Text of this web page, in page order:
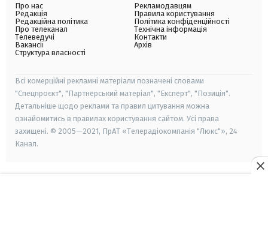
Про нас
Редакція
Редакційна політика
Про телеканал
Телеведучі
Вакансії
Структура власності
Рекламодавцям
Правила користування
Політика конфіденційності
Технічна інформація
Контакти
Архів
Всі комерційні рекламні матеріали позначені словами
"Спецпроєкт", "Партнерський матеріал", "Експерт", "Позиція".
Детальніше щодо реклами та правил цитування можна
ознайомитись в правилах користування сайтом. Усі права
захищені. © 2005—2021, ПрАТ «Телерадіокомпанія "Люкс"», 24
Канал.